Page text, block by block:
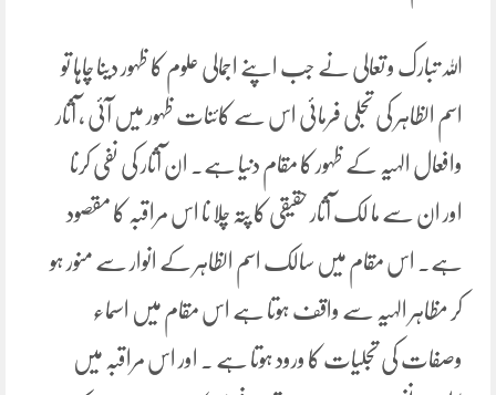
اللہ تبارک و تعالی نے جب اپنے اجمالی علوم کا ظہور دینا چاہا تو
اسم الظاہر کی تجلی فرمائی اس سے کائنات ظہور میں آئی ، آثار
وافعال الہیہ کے ظہور کا مقام دنیا ہے۔ ان آثار کی نفی کرنا
اور ان سے ما لک آثار حقیقی کا پتہ چلا نا اس مراقبہ کا مقصود
ہے۔ اس مقام میں سالک اسم الظاہر کے انوار سے منور ہو
کر مظاہر الہیہ سے واقف ہوتا ہے اس مقام میں اسماء
وصفات کی تجلیات کا ورود ہوتا ہے ۔ اور اس مراقبہ میں